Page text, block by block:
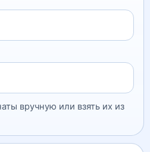
вручную или взять их из